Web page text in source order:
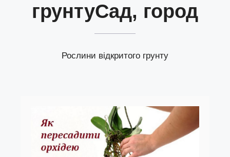
грунтуСад, город
Рослини відкритого грунту